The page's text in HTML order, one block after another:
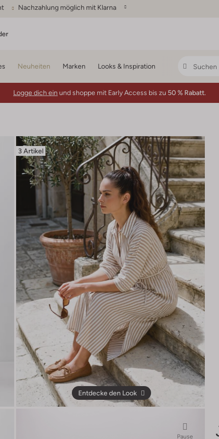
Nachzahlung möglich mit Klarna
Neuheiten Marken Looks & Inspiration
Logge dich ein und shoppe mit Early Access bis zu 50 % Rabatt.
3 Artikel
Entdecke den Look
Pause